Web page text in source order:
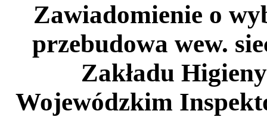
Zawiadomienie o
przebudowa wew.
Zakładu
Wojewódzkim